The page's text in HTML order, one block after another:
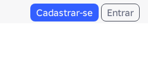
Cadastrar-se Entrar